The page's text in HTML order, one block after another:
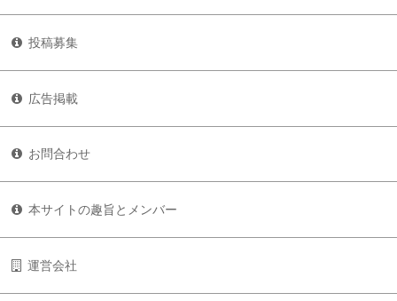
投稿募集
広告掲載
お問合わせ
本サイトの趣旨とメンバー
運営会社